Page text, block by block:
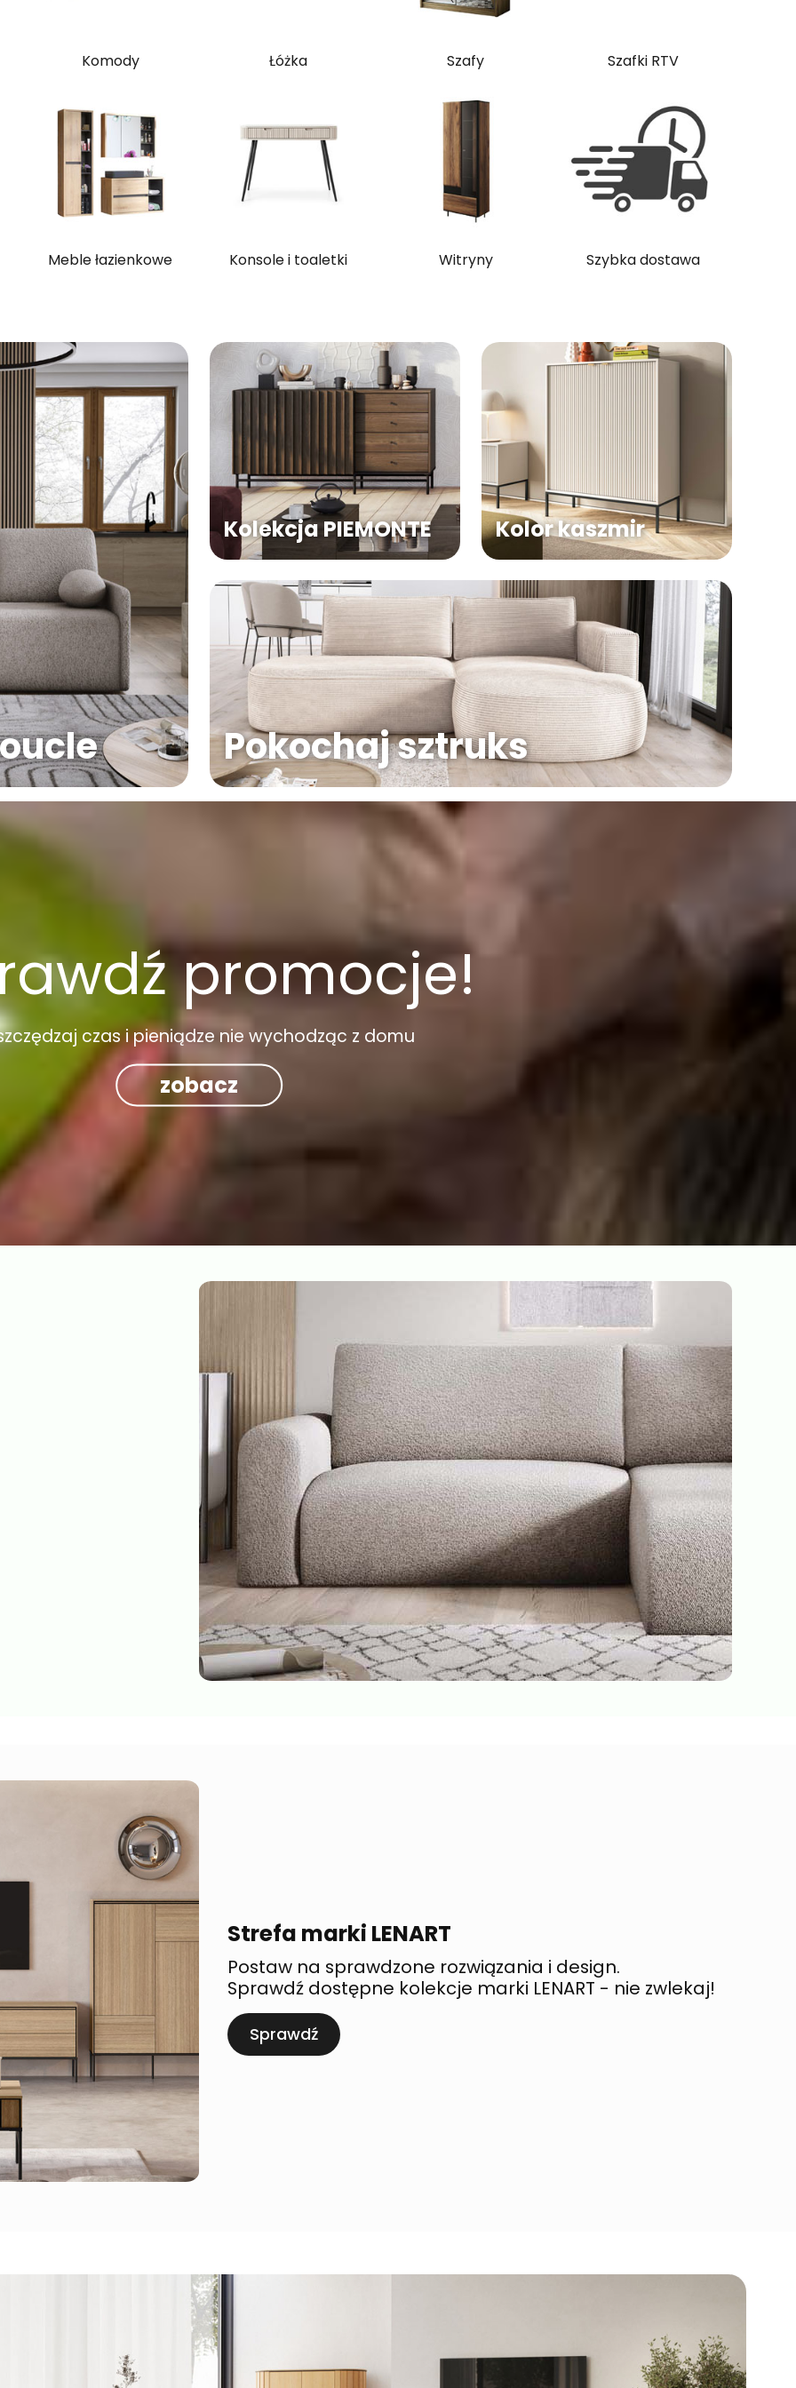
Komody Łóżka Szafy Szafki RTV
Meble łazienkowe Konsole i toaletki Witryny Szybka dostawa
Pokochaj sztruks
Kolekcja PIEMONTE Kolor kaszmir
promocje!
czas i pieniądze nie wychodząc z domu
zobacz
Strefa marki LENART
Postaw na sprawdzone rozwiązania i design.
Sprawdź dostępne kolekcje marki LENART - nie zwlekaj!
Sprawdź